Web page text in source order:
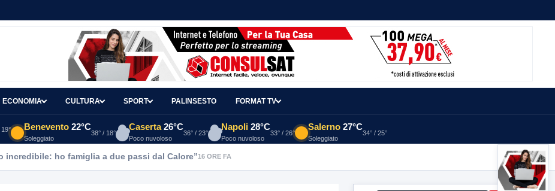
ECONOMIA CULTURA SPORT PALINSESTO FORMAT TV
Benevento 22°C
Soleggiato
38° / 18°
Caserta 26°C
Poco nuvoloso
36° / 23°
Napoli 28°C
Poco nuvoloso
33° / 26°
Salerno 27°C
Soleggiato
34° / 25°
incredibile: ho famiglia a due passi dal Calore”16 ORE FA